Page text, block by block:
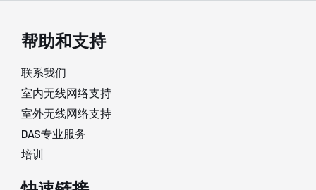
帮助和支持
联系我们
室内无线网络支持
室外无线网络支持
DAS专业服务
培训